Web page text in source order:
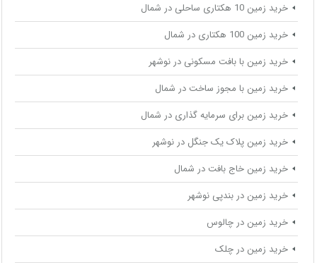
خرید زمین 10 هکتاری ساحلی در شمال
خرید زمین 100 هکتاری در شمال
خرید زمین با بافت مسکونی در نوشهر
خرید زمین با مجوز ساخت در شمال
خرید زمین برای سرمایه گذاری در شمال
خرید زمین پلاک یک جنگل در نوشهر
خرید زمین خاج بافت در شمال
خرید زمین در بندپی نوشهر
خرید زمین در چالوس
خرید زمین در چلک